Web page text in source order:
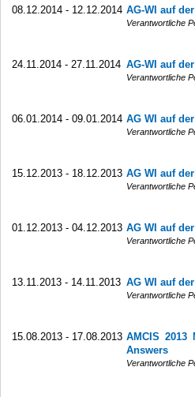
08.12.2014 - 12.12.2014 AG-WI auf
Verantwortliche
24.11.2014 - 27.11.2014 AG-WI auf
Verantwortliche
06.01.2014 - 09.01.2014 AG WI auf
Verantwortliche
15.12.2013 - 18.12.2013 AG WI auf
Verantwortliche
01.12.2013 - 04.12.2013 AG WI auf
Verantwortliche
13.11.2013 - 14.11.2013 AG WI auf
Verantwortliche
15.08.2013 - 17.08.2013 AMCIS 2013
Answers
Verantwortliche